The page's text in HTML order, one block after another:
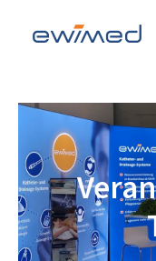
Patienten &
Medizinisches
Produkte
Unternehmen
Service & Hilfe